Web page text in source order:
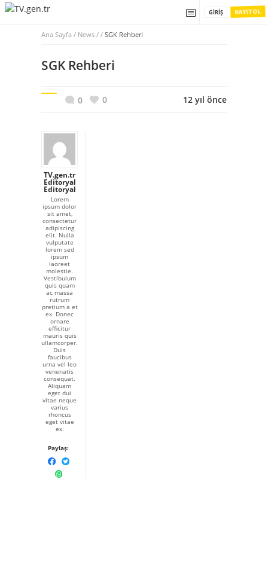
KAYIT OL
GIRIŞ
Ana Sayfa / News / / SGK Rehberi
SGK Rehberi
0 0 12 yıl önce
TV.gen.tr
Editoryal
Editoryal
Lorem
ipsum dolor
sit amet,
consectetur
adipiscing
elit. Nulla
vulputate
lorem sed
ipsum
laoreet
molestie.
Vestibulum
quis quam
ac massa
rutrum
pretium a et
ex. Donec
ornare
efficitur
mauris quis
ullamcorper.
Duis
faucibus
urna vel leo
venenatis
consequat.
Aliquam
eget dui
vitae neque
varius
rhoncus
eget vitae
ex.
Paylaş: